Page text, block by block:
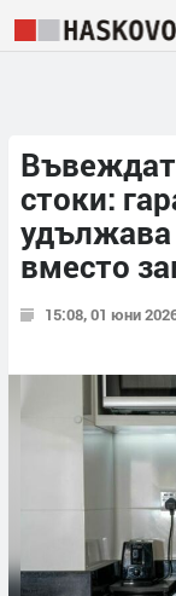
Въвеждат
стоки:
удължава
вместо
15:08, 01 юни